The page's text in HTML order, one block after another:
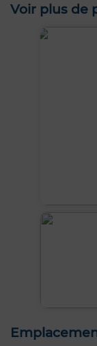
Voir plus de